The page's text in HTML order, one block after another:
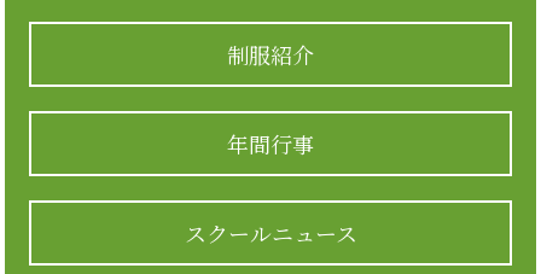
制服紹介
年間行事
スクールニュース